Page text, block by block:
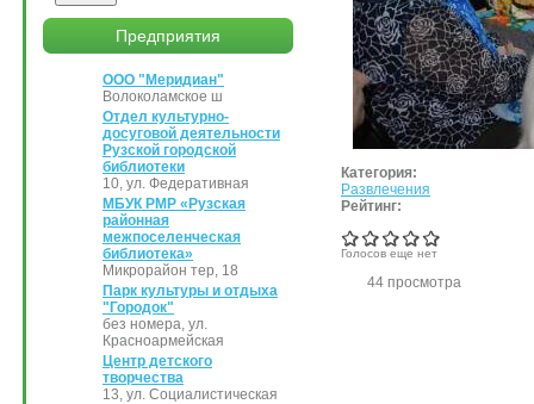
Категория:
Развлечения
Рейтинг:
Голосов еще нет
44 просмотра
Предприятия
ООО "Меридиан"
Волоколамское ш
Отдел культурно-
досуговой деятельности
Рузской городской
библиотеки
10, ул. Федеративная
МБУК РМР «Рузская
районная
межпоселенческая
библиотека»
Микрорайон тер, 18
Парк культуры и отдыха
"Городок"
без номера, ул.
Красноармейская
Центр детского
творчества
13, ул. Социалистическая